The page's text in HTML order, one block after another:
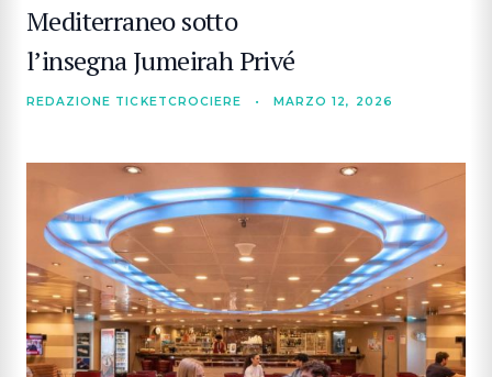
Mediterraneo sotto
l’insegna Jumeirah Privé
REDAZIONE TICKETCROCIERE • MARZO 12, 2026